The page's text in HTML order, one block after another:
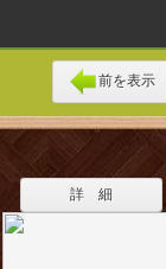
前を表示
詳 細